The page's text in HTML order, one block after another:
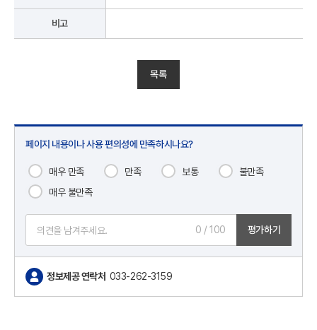
비고
목록
페이지 내용이나 사용 편의성에 만족하시나요?
매우 만족 만족 보통
불만족
매우 불만족
0 / 100 평가하기
정보제공 연락처 033-262-3159